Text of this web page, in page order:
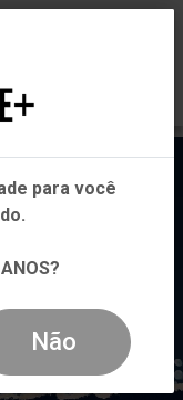
para você
Não